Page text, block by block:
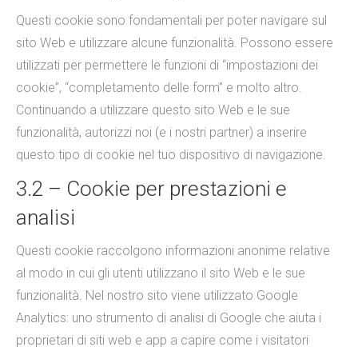
Questi cookie sono fondamentali per poter navigare sul
sito Web e utilizzare alcune funzionalità. Possono essere
utilizzati per permettere le funzioni di “impostazioni dei
cookie”, “completamento delle form” e molto altro.
Continuando a utilizzare questo sito Web e le sue
funzionalità, autorizzi noi (e i nostri partner) a inserire
questo tipo di cookie nel tuo dispositivo di navigazione.
3.2 – Cookie per prestazioni e
analisi
Questi cookie raccolgono informazioni anonime relative
al modo in cui gli utenti utilizzano il sito Web e le sue
funzionalità. Nel nostro sito viene utilizzato Google
Analytics: uno strumento di analisi di Google che aiuta i
proprietari di siti web e app a capire come i visitatori